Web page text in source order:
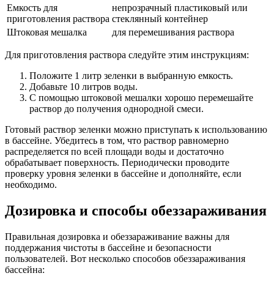
Емкость для
приготовления раствора
непрозрачный пластиковый или
стеклянный контейнер
Штоковая мешалка
для перемешивания раствора
Для приготовления раствора следуйте этим инструкциям:
Положите 1 литр зеленки в выбранную емкость.
Добавьте 10 литров воды.
С помощью штоковой мешалки хорошо перемешайте
раствор до получения однородной смеси.
Готовый раствор зеленки можно приступать к использованию
в бассейне. Убедитесь в том, что раствор равномерно
распределяется по всей площади воды и достаточно
обрабатывает поверхность. Периодически проводите
проверку уровня зеленки в бассейне и дополняйте, если
необходимо.
Дозировка и способы обеззараживания
Правильная дозировка и обеззараживание важны для
поддержания чистоты в бассейне и безопасности
пользователей. Вот несколько способов обеззараживания
бассейна: